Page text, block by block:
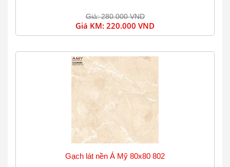
Giá: 280.000 VND
Giá KM: 220.000 VND
Gạch lát nền Á Mỹ 80x80 802